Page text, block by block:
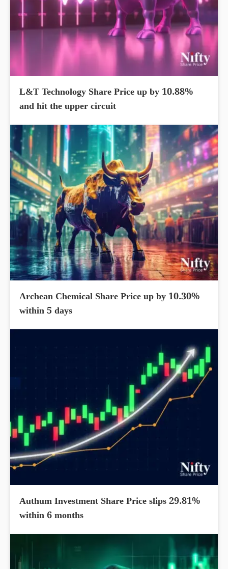
L&T Technology Share Price up by 10.88%
and hit the upper circuit
Archean Chemical Share Price up by 10.30%
within 5 days
Authum Investment Share Price slips 29.81%
within 6 months